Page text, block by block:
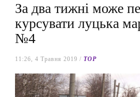
За два тижні може
курсувати луцька
№4
11:26, 4 Травня 2019 / TOP